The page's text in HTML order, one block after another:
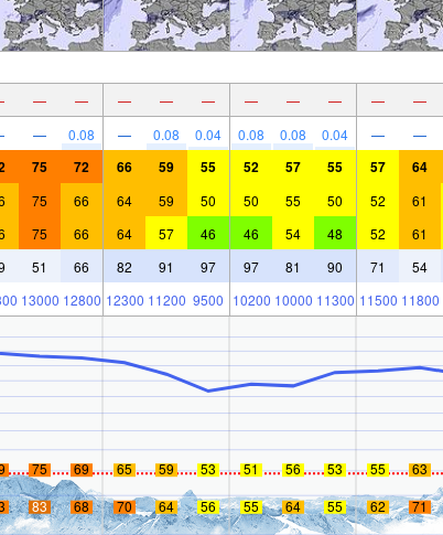
— — — — — — — — — —
— 0.08 — 0.08 0.04 0.08 0.08 0.04 — —
75 72 66 59 55 52 57 55 57 64
75 66 64 59 50 50 55 50 52 61
75 66 64 57 46 46 54 48 52 61
51 66 82 91 97 97 81 90 71 54
13000 12800 12300 11200 9500 10200 10000 11300 11500 11800
75 69 65 59 53 51 56 53 55 63
83 68 70 64 56 55 64 55 62 71